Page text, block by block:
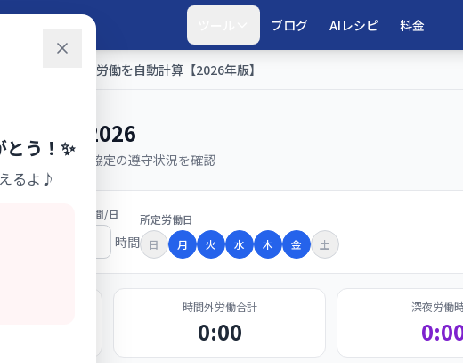
ブログ AIレシピ 料金
36協定・時間外労働を自動計算【2026年版】
ツール 2026
残業時間・36協定の遵守状況を確認
所定労働時間/日
時間
所定労働日
日
月 火 水 木 金 土
時間外労働合計
0:00
深夜労働
う！✨
るよ♪